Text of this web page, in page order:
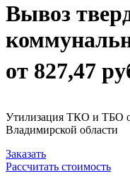
Вывоз
от 827,47
Утилизация ТКО и ТБО
Владимирской области
Заказать
Рассчитать стоимость